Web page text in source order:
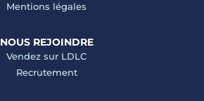
Mentions légales
NOUS REJOINDRE
Vendez sur LDLC
Recrutement